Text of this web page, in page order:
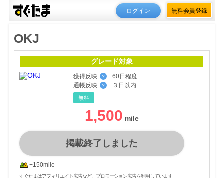
ログイン 無料会員登録
OKJ
グレード対象
獲得反映 ？ : 60日程度
通帳反映
？ : ３日以内
無料
1,500
掲載終了しました
+150mile
すぐたまはアフィリエイト広告など、プロモーション広告を利用しています